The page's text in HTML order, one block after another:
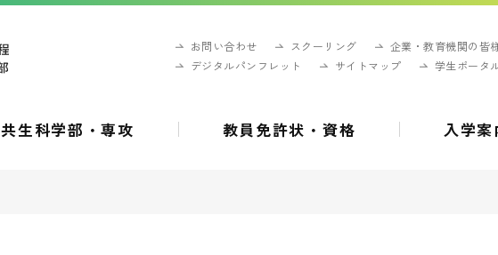
お問い合わせ スクーリング
企業・教育機関の皆
デジタルパンフレット
サイトマップ 学生ポータ
共生科学部・専攻 教員免許状・資格 入学案